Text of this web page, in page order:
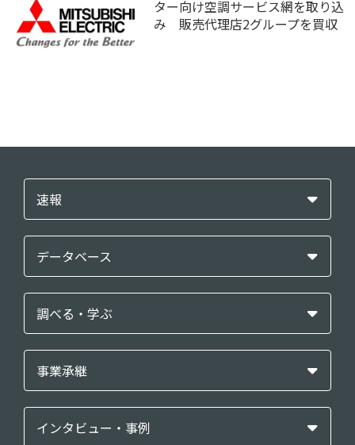
ター向け空調サービス網を取り込
み 販売代理店2グループを買収
速報
データベース
調べる・学ぶ
事業承継
インタビュー・事例